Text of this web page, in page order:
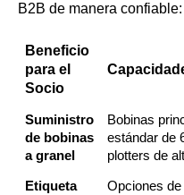
B2B de manera confiable:
Beneficio
para el
Socio
Suministro
de bobinas
a granel
Bobinas
estándar de
plotters de
Etiqueta
Opciones